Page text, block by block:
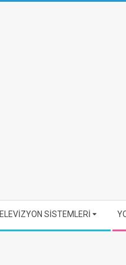
SİSTEMLERİ